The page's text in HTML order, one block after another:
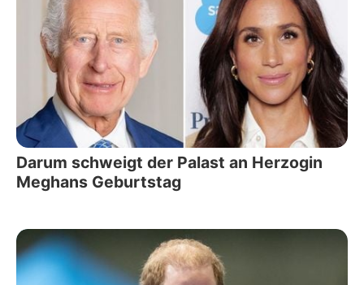
Darum schweigt der Palast an Herzogin
Meghans Geburtstag